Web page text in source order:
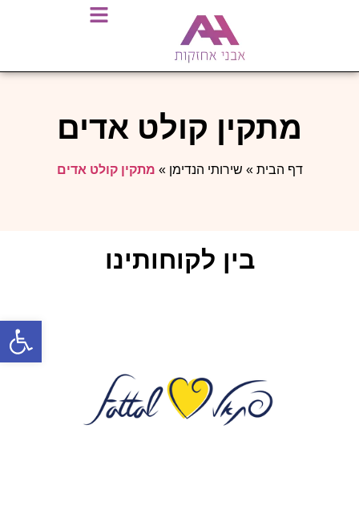
מתקין קולט אדים
דף הבית » שירותי הנדימן » מתקין קולט אדים
בין לקוחותינו
פתח